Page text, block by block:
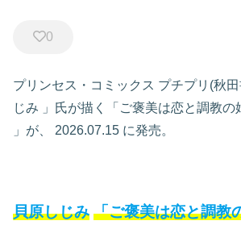
0
プリンセス・コミックス プチプリ(秋田
じみ
」氏が描く「ご褒美は恋と調教の
」が、
2026.07.15 に発売。
貝原しじみ 「ご褒美は恋と調教